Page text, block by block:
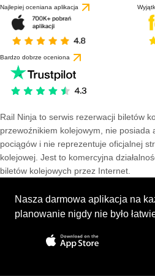
Najlepiej oceniana aplikacja
Bardzo dobrze oceniona
Rail Ninja to serwis rezerwacji biletów
przewoźnikiem kolejowym, nie posiada
pociągów i nie reprezentuje oficjalnej
kolejowej. Jest to komercyjna
biletów kolejowych przez Internet.
Nasza darmowa aplikacja na
planowanie nigdy nie było